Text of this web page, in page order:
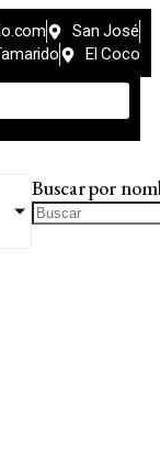
San José
El Coco
Buscar por